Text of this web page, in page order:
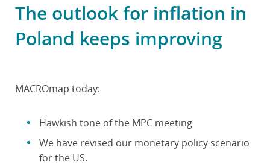
The outlook for inflation in
Poland keeps improving
MACROmap today:
Hawkish tone of the MPC meeting
We have revised our monetary policy scenario
for the US.